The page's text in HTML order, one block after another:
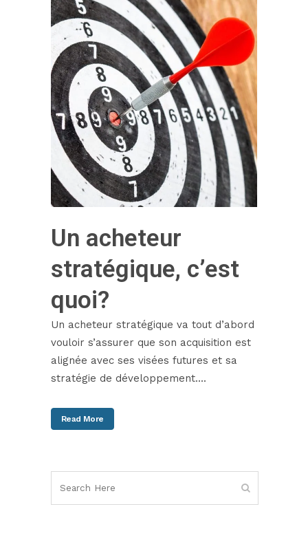
Un acheteur
stratégique, c’est
quoi?
Un acheteur stratégique va tout d’abord
vouloir s’assurer que son acquisition est
alignée avec ses visées futures et sa
stratégie de développement....
Read More